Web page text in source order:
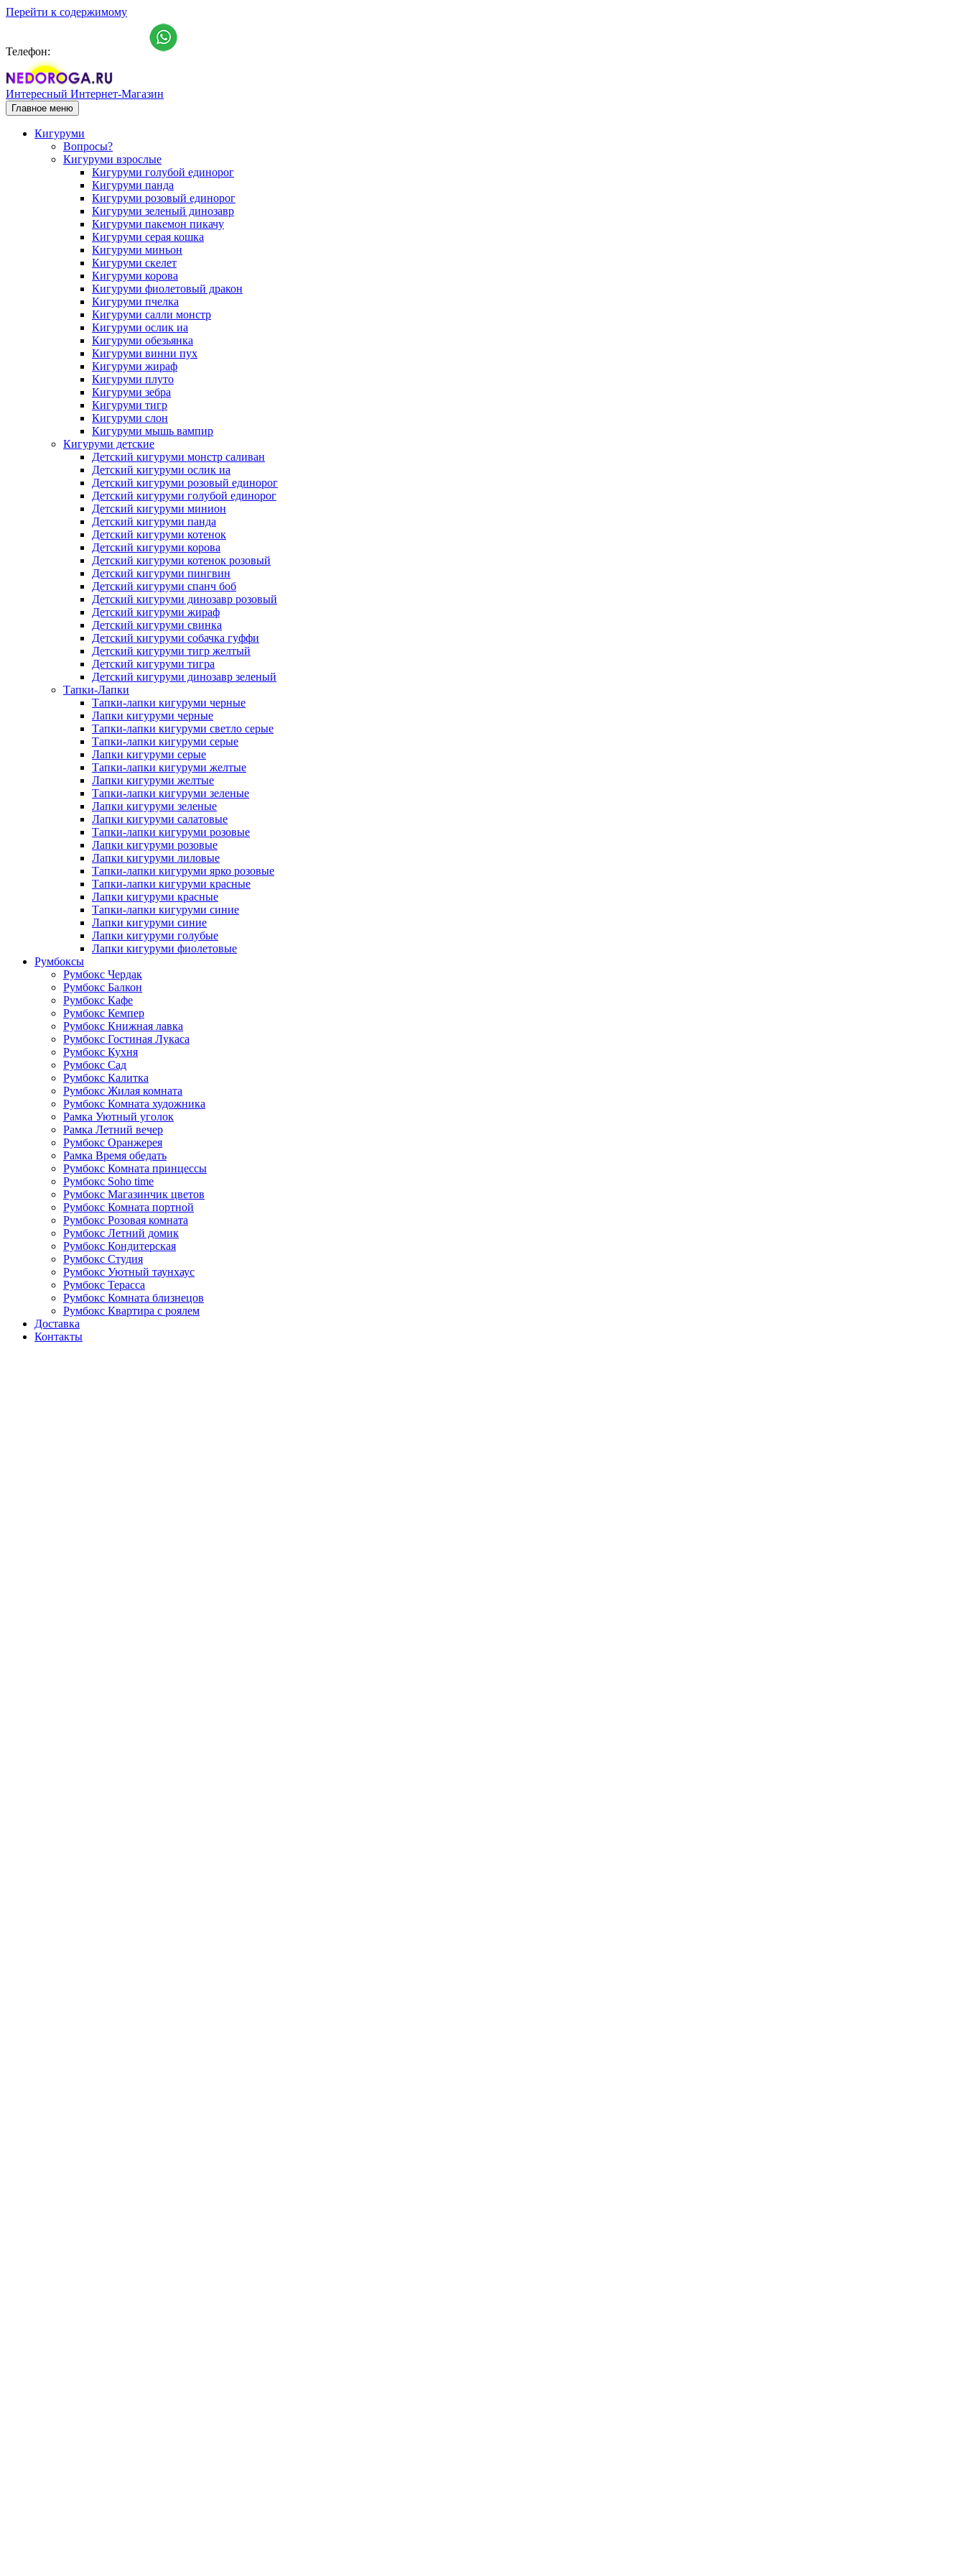
Перейти к содержимому
Телефон:
Интересный Интернет-Магазин
Главное меню
Кигуруми
Вопросы?
Кигуруми взрослые
Кигуруми голубой единорог
Кигуруми панда
Кигуруми розовый единорог
Кигуруми зеленый динозавр
Кигуруми пакемон пикачу
Кигуруми серая кошка
Кигуруми миньон
Кигуруми скелет
Кигуруми корова
Кигуруми фиолетовый дракон
Кигуруми пчелка
Кигуруми салли монстр
Кигуруми ослик иа
Кигуруми обезьянка
Кигуруми винни пух
Кигуруми жираф
Кигуруми плуто
Кигуруми зебра
Кигуруми тигр
Кигуруми слон
Кигуруми мышь вампир
Кигуруми детские
Детский кигуруми монстр саливан
Детский кигуруми ослик иа
Детский кигуруми розовый единорог
Детский кигуруми голубой единорог
Детский кигуруми минион
Детский кигуруми панда
Детский кигуруми котенок
Детский кигуруми корова
Детский кигуруми котенок розовый
Детский кигуруми пингвин
Детский кигуруми спанч боб
Детский кигуруми динозавр розовый
Детский кигуруми жираф
Детский кигуруми свинка
Детский кигуруми собачка гуффи
Детский кигуруми тигр желтый
Детский кигуруми тигра
Детский кигуруми динозавр зеленый
Тапки-Лапки
Тапки-лапки кигуруми черные
Лапки кигуруми черные
Тапки-лапки кигуруми светло серые
Тапки-лапки кигуруми серые
Лапки кигуруми серые
Тапки-лапки кигуруми желтые
Лапки кигуруми желтые
Тапки-лапки кигуруми зеленые
Лапки кигуруми зеленые
Лапки кигуруми салатовые
Тапки-лапки кигуруми розовые
Лапки кигуруми розовые
Лапки кигуруми лиловые
Тапки-лапки кигуруми ярко розовые
Тапки-лапки кигуруми красные
Лапки кигуруми красные
Тапки-лапки кигуруми синие
Лапки кигуруми синие
Лапки кигуруми голубые
Лапки кигуруми фиолетовые
Румбоксы
Румбокс Чердак
Румбокс Балкон
Румбокс Кафе
Румбокс Кемпер
Румбокс Книжная лавка
Румбокс Гостиная Лукаса
Румбокс Кухня
Румбокс Сад
Румбокс Калитка
Румбокс Жилая комната
Румбокс Комната художника
Рамка Уютный уголок
Рамка Летний вечер
Румбокс Оранжерея
Рамка Время обедать
Румбокс Комната принцессы
Румбокс Soho time
Румбокс Магазинчик цветов
Румбокс Комната портной
Румбокс Розовая комната
Румбокс Летний домик
Румбокс Кондитерская
Румбокс Студия
Румбокс Уютный таунхаус
Румбокс Терасса
Румбокс Комната близнецов
Румбокс Квартира с роялем
Доставка
Контакты